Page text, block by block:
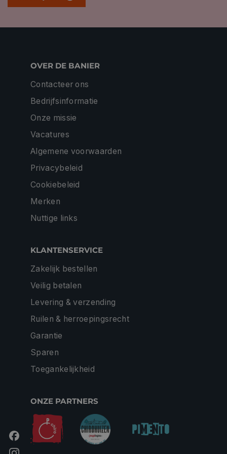
OVER DE BANIER
Contacteer ons
Bedrijfsinformatie
Onze missie
Vacatures
Algemene voorwaarden
Privacybeleid
Cookiebeleid
Merken
Nuttige links
KLANTENSERVICE
Zakelijk bestellen
Veilig betalen
Levering & verzending
Ruilen & herroepingsrecht
Garantie
Sparen
Toegankelijkheid
ONZE PARTNERS